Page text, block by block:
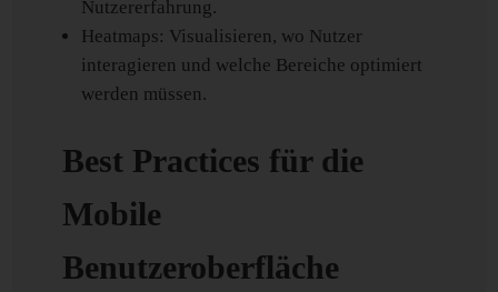
Nutzererfahrung.
Heatmaps: Visualisieren, wo Nutzer
interagieren und welche Bereiche optimiert
werden müssen.
Best Practices für die
Mobile
Benutzeroberfläche